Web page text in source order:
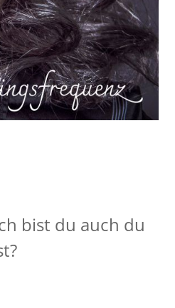
bist du auch du